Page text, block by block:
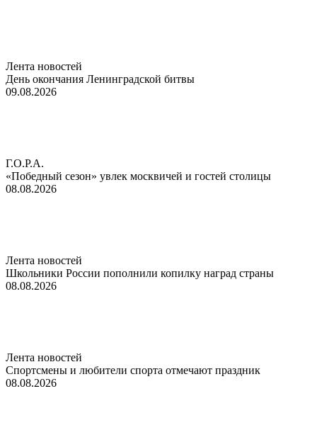
Лента новостей
День окончания Ленинградской битвы
09.08.2026
Г.О.Р.А.
«Победный сезон» увлек москвичей и гостей столицы
08.08.2026
Лента новостей
Школьники России пополнили копилку наград страны
08.08.2026
Лента новостей
Спортсмены и любители спорта отмечают праздник
08.08.2026